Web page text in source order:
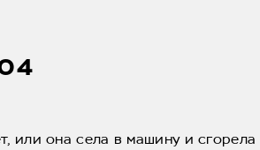
или она села в машину и сгорела